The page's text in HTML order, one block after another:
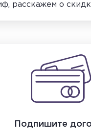
расскажем о
Подпишите